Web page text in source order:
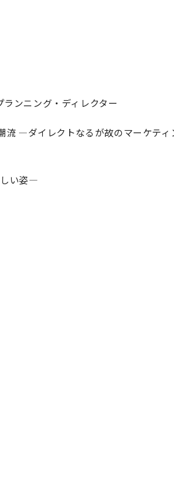
ンニング・ディレクター
流 —ダイレクトなるが故のマーケテ
しい姿—